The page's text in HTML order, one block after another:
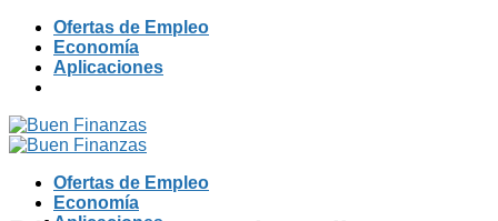
Skip
content
Ofertas de Empleo
Economía
Aplicaciones
Ofertas de Empleo
Economía